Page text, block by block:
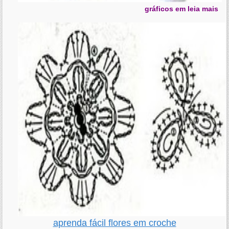
gráficos em leia mais
aprenda fácil flores em croche